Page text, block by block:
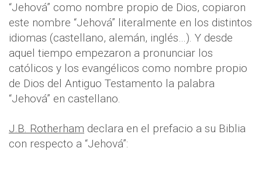
“Jehová” como nombre propio de Dios, copiaron
este nombre “Jehová” literalmente en los distintos
idiomas (castellano, alemán, inglés…). Y desde
aquel tiempo empezaron a pronunciar los
católicos y los evangélicos como nombre propio
de Dios del Antiguo Testamento la palabra
“Jehová” en castellano.
J.B. Rotherham declara en el prefacio a su Biblia
con respecto a “Jehová”: